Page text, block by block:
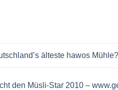
älteste hawos Mühle?
den Müsli-Star 2010 –